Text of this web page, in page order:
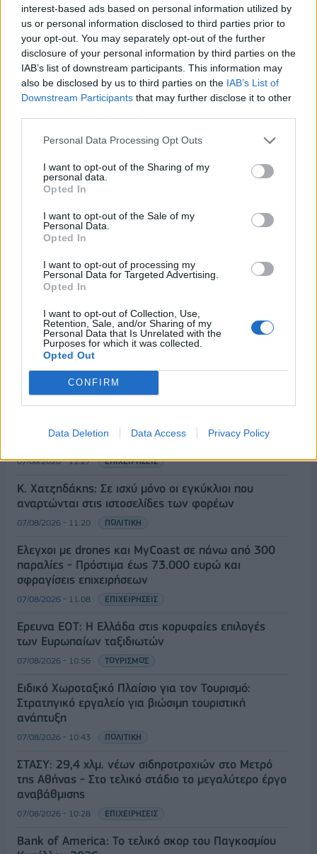
interest-based ads based on personal information utilized by
us or personal information disclosed to third parties prior to
your opt-out. You may separately opt-out of the further
disclosure of your personal information by third parties on the
IAB’s list of downstream participants. This information may
also be disclosed by us to third parties on the IAB’s List of
Downstream Participants that may further disclose it to other
Personal Data Processing Opt Outs
I want to opt-out of the Sharing of my
personal data.
Opted In
I want to opt-out of the Sale of my
Personal Data.
Opted In
I want to opt-out of processing my
Personal Data for Targeted Advertising.
Opted In
I want to opt-out of Collection, Use,
Retention, Sale, and/or Sharing of my
Personal Data that Is Unrelated with the
Purposes for which it was collected.
Opted Out
CONFIRM
Data Deletion Data Access Privacy Policy
«Κάνε την αγάπη πράξη»:
Φέτος τα Χριστούγεννα ο
ΑΝΤ1 στηρίζει το
«Χαμόγελο του Παιδιού»
Το γερμανικό ποδόσφαιρο
αποκλειστικά στη Nova
17/12/2020 - 11:02
ΡΟΗ ΕΙΔΗΣΕΩΝ
Χρηματιστήριο: Στις 2.606,72 μονάδες ο Γενικός
Δείκτης Τιμών, με οριακή πτώση 0,07%
07/08/2026 - 11:38 ΟΙΚΟΝΟΜΙΑ
Generali: Άνοδος 13,7% στα καθαρά κέρδη του α'
εξαμήνου, στα 2,54 δισ. ευρώ
07/08/2026 - 11:27 ΕΠΙΧΕΙΡΗΣΕΙΣ
Κ. Χατζηδάκης: Σε ισχύ μόνο οι εγκύκλιοι που
αναρτώνται στις ιστοσελίδες των φορέων
07/08/2026 - 11:20 ΠΟΛΙΤΙΚΗ
Έλεγχοι με drones και MyCoast σε πάνω από 300
παραλίες - Πρόστιμα έως 73.000 ευρώ και
σφραγίσεις επιχειρήσεων
07/08/2026 - 11:08 ΕΠΙΧΕΙΡΗΣΕΙΣ
Έρευνα ΕΟΤ: Η Ελλάδα στις κορυφαίες επιλογές
των Ευρωπαίων ταξιδιωτών
07/08/2026 - 10:56 ΤΟΥΡΙΣΜΟΣ
Ειδικό Χωροταξικό Πλαίσιο για τον Τουρισμό:
Στρατηγικό εργαλείο για βιώσιμη τουριστική
ανάπτυξη
07/08/2026 - 10:43 ΠΟΛΙΤΙΚΗ
ΣΤΑΣΥ: 29,4 χλμ. νέων σιδηροτροχιών στο Μετρό
της Αθήνας - Στο τελικό στάδιο το μεγαλύτερο έργο
αναβάθμισης
07/08/2026 - 10:28 ΕΠΙΧΕΙΡΗΣΕΙΣ
Bank of America: Το τελικό σκορ του Παγκοσμίου